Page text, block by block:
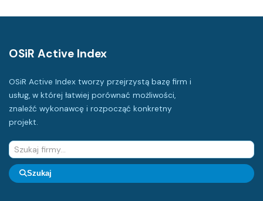
OSiR Active Index
OSiR Active Index tworzy przejrzystą bazę firm i
usług, w której łatwiej porównać możliwości,
znaleźć wykonawcę i rozpocząć konkretny
projekt.
Szukaj